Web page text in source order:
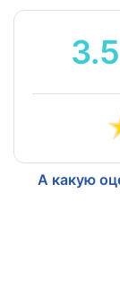
3.5
А какую